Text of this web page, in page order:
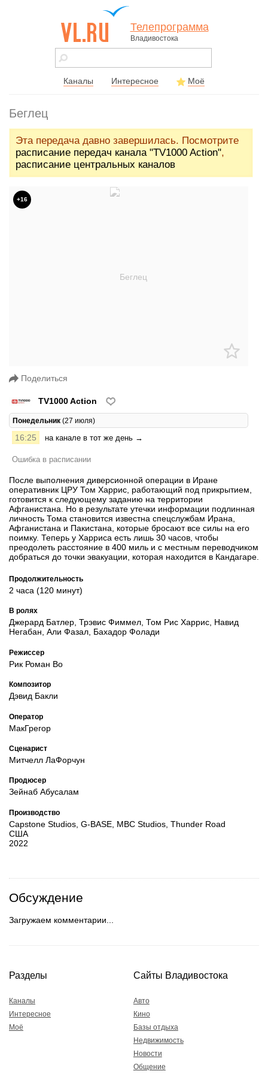
vl.ru - сайт
города
Телепрограмма
Владивостока
Каналы Интересное Моё
Беглец
Эта передача давно завершилась. Посмотрите
расписание передач канала "TV1000 Action",
расписание центральных каналов
+16
Поделиться
TV1000 Action
Понедельник (27 июля)
16:25 на канале в тот же день →
Ошибка в расписании
После выполнения диверсионной операции в Иране
оперативник ЦРУ Том Харрис, работающий под прикрытием,
готовится к следующему заданию на территории
Афганистана. Но в результате утечки информации подлинная
личность Тома становится известна спецслужбам Ирана,
Афганистана и Пакистана, которые бросают все силы на его
поимку. Теперь у Харриса есть лишь 30 часов, чтобы
преодолеть расстояние в 400 миль и с местным переводчиком
добраться до точки эвакуации, которая находится в Кандагаре.
Продолжительность
2 часа (120 минут)
В ролях
Джерард Батлер, Трэвис Фиммел, Том Рис Харрис, Навид
Негабан, Али Фазал, Бахадор Фолади
Режиссер
Рик Роман Во
Композитор
Дэвид Бакли
Оператор
МакГрегор
Сценарист
Митчелл ЛаФорчун
Продюсер
Зейнаб Абусалам
Производство
Capstone Studios, G-BASE, MBC Studios, Thunder Road
США
2022
Обсуждение
Загружаем комментарии...
Разделы
Каналы
Интересное
Моё
Сайты Владивостока
Авто
Кино
Базы отдыха
Недвижимость
Новости
Общение